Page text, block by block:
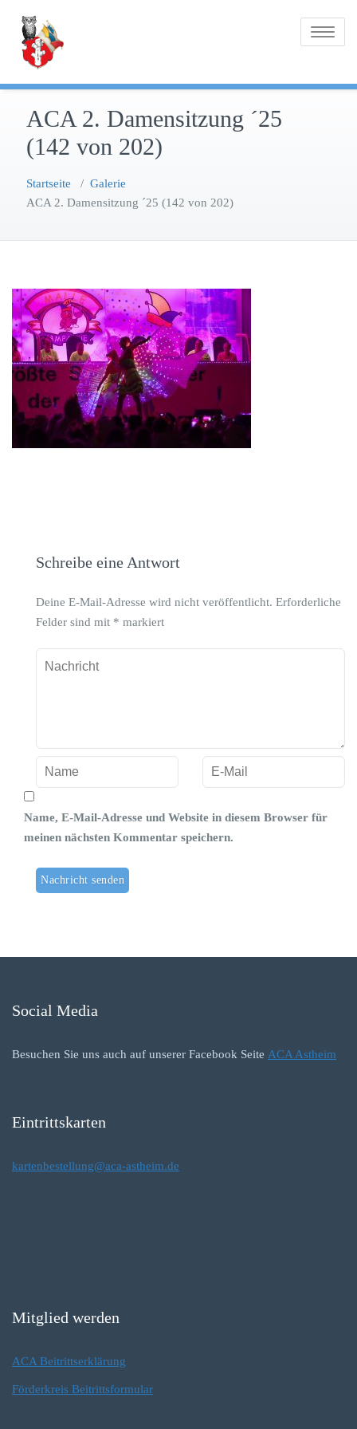
springen
Toggle
ACA 2. Damensitzung ´25
(142 von 202)
Startseite / Galerie
ACA 2. Damensitzung ´25 (142 von 202)
Schreibe eine Antwort
Deine E-Mail-Adresse wird nicht veröffentlicht. Erforderliche
Felder sind mit * markiert
Name, E-Mail-Adresse und Website in diesem Browser für
meinen nächsten Kommentar speichern.
Social Media
Besuchen Sie uns auch auf unserer Facebook Seite ACA Astheim
Eintrittskarten
kartenbestellung@aca-astheim.de
Mitglied werden
ACA Beitrittserklärung
Förderkreis Beitrittsformular